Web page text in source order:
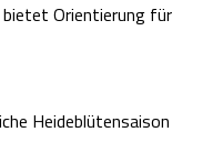
Celle
bietet Orientierung für
Heideblütensaison